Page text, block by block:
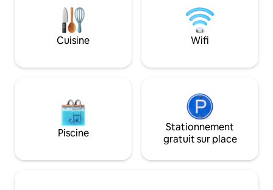
bois, 1 avec vue latérale sur la mer, une
piscine extérieure et une douche
extérieure, ainsi que des chaises longues
et un barbecue électrique.
douche à effet
numérique, une
chaise haute, ...
Cuisine Wifi
Piscine
Stationnement
gratuit sur place